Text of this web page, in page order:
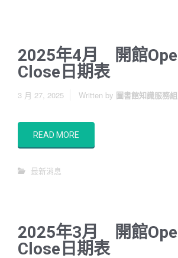
2025年4月 開館
Close日期表
3 月 27, 2025 Written by 圖書館知識服務組
READ MORE
最新消息
2025年3月 開館
Close日期表